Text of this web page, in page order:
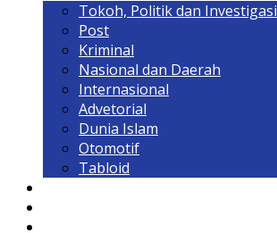
Tokoh, Politik dan Investigasi
Post
Kriminal
Nasional dan Daerah
Internasional
Advetorial
Dunia Islam
Otomotif
Tabloid